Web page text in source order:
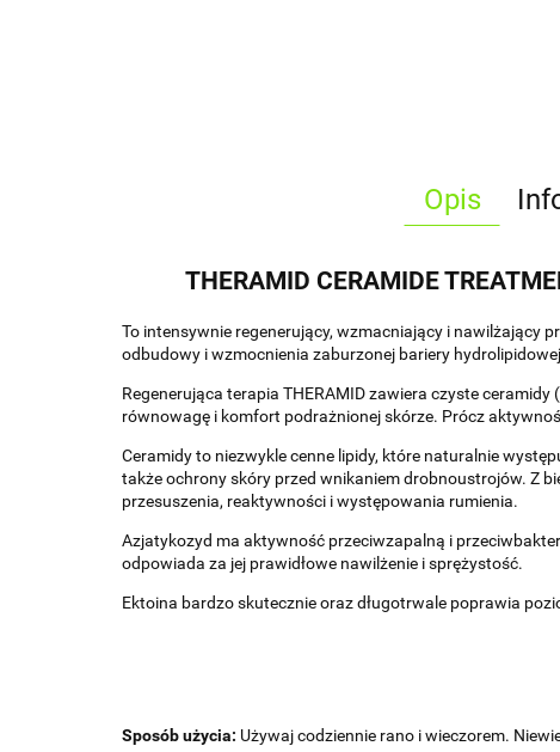
Opis
THERAMID CERAMIDE
To intensywnie regenerujący, wzmacniający i nawilżający
odbudowy i wzmocnienia zaburzonej bariery
Regenerująca terapia THERAMID zawiera czyste
równowagę i komfort podrażnionej skórze. Prócz
Ceramidy to niezwykle cenne lipidy, które naturalnie
także ochrony skóry przed wnikaniem drobnoustrojów. Z
przesuszenia, reaktywności i występowania rumienia.
Azjatykozyd ma aktywność przeciwzapalną i
odpowiada za jej prawidłowe nawilżenie i sprężystość.
Ektoina bardzo skutecznie oraz długotrwale poprawia
Sposób użycia: Używaj codziennie rano i wieczorem.